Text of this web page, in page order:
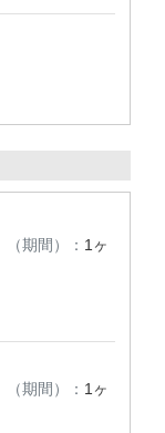
（期間）： 1ヶ
（期間）： 1ヶ